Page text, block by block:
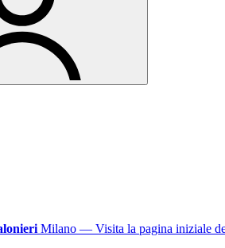
Milano — Visita la pagina iniziale